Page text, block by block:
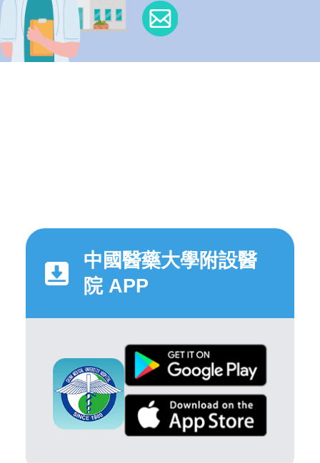
中國醫藥大學附設醫
院 APP